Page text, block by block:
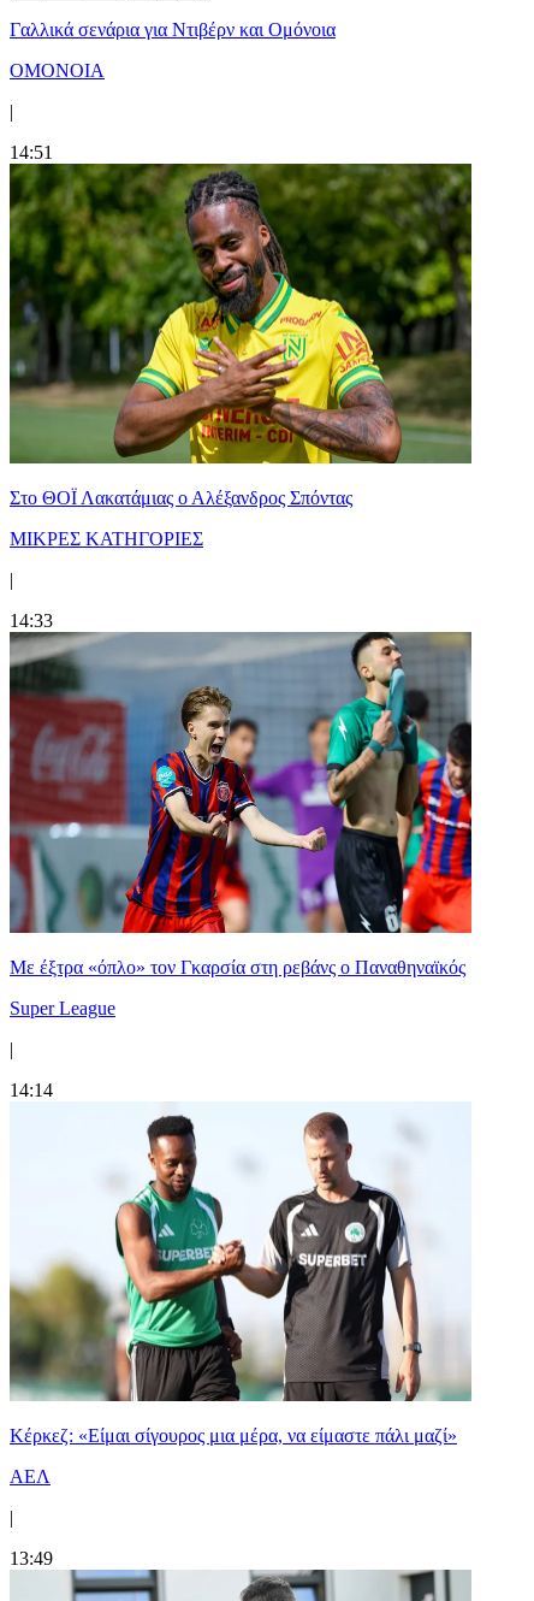
Γαλλικά σενάρια για Ντιβέρν και Ομόνοια
ΟΜΟΝΟΙΑ
|
14:51
Στο ΘΟΪ Λακατάμιας ο Αλέξανδρος Σπόντας
ΜΙΚΡΕΣ ΚΑΤΗΓΟΡΙΕΣ
|
14:33
Mε έξτρα «όπλο» τον Γκαρσία στη ρεβάνς ο Παναθηναϊκός
Super League
|
14:14
Κέρκεζ: «Είμαι σίγουρος μια μέρα, να είμαστε πάλι μαζί»
ΑΕΛ
|
13:49